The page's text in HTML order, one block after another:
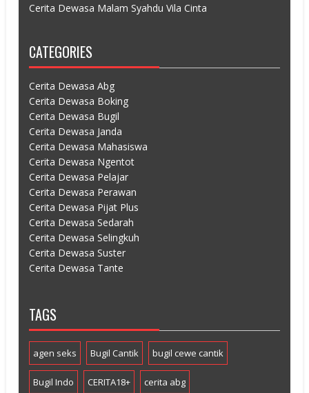
Cerita Dewasa Malam Syahdu Vila Cinta
CATEGORIES
Cerita Dewasa Abg
Cerita Dewasa Boking
Cerita Dewasa Bugil
Cerita Dewasa Janda
Cerita Dewasa Mahasiswa
Cerita Dewasa Ngentot
Cerita Dewasa Pelajar
Cerita Dewasa Perawan
Cerita Dewasa Pijat Plus
Cerita Dewasa Sedarah
Cerita Dewasa Selingkuh
Cerita Dewasa Suster
Cerita Dewasa Tante
TAGS
agen seks Bugil Cantik bugil cewe cantik
Bugil Indo CERITA18+ cerita abg